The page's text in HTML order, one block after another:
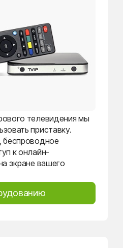
телевидения мы
приставку.
к онлайн-
экране вашего